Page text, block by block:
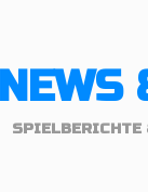
NEWS
SPIELBERICHTE